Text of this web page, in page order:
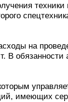
на
В
имеющих